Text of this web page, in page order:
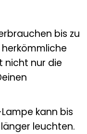
bis zu
herkömmliche
nicht nur die
Lampe kann bis
leuchten.